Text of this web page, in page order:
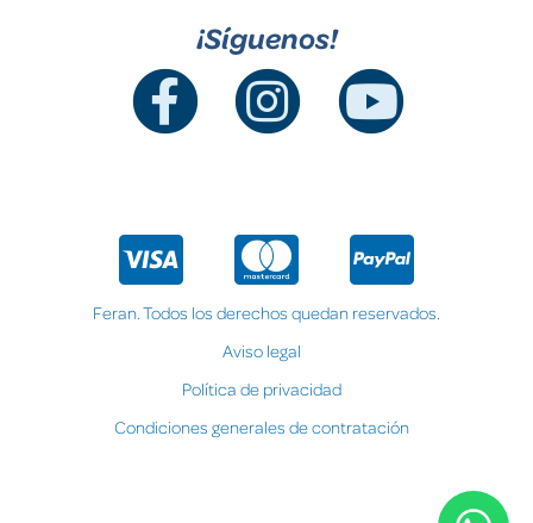
¡Síguenos!
Feran. Todos los derechos quedan reservados.
Aviso legal
Política de privacidad
Condiciones generales de contratación